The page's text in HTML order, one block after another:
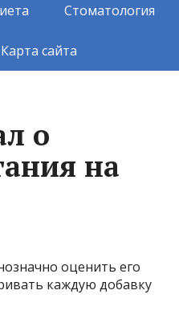
Стоматология
Карта сайта
о
на
оценить его
каждую добавку